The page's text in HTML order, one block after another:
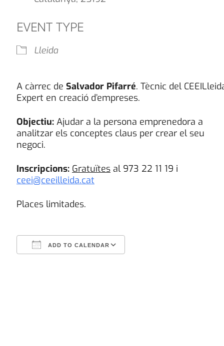
EVENT TYPE
Lleida
A càrrec de Salvador Pifarré. Tècnic del
Expert en creació d’empreses.
Objectiu: Ajudar a la persona emprenedora a
analitzar els conceptes claus per crear el seu
negoci.
Inscripcions: Gratuïtes al 973 22 11 19 i
ceei@ceeilleida.cat
Places limitades.
ADD TO CALENDAR